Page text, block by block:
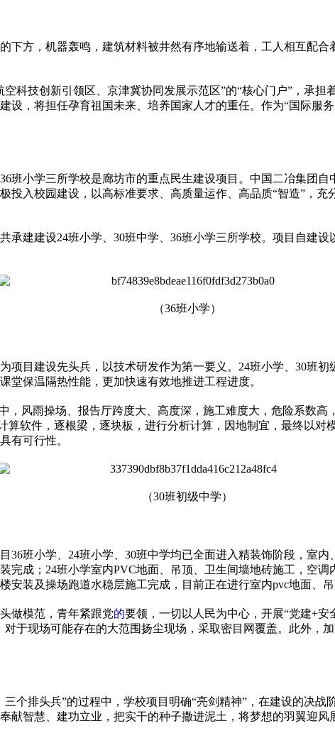
下方，机器轰鸣，建筑材料被井然有序地输送着，工人相互配
空科技创新引领区、京津冀协同发展示范区”的“核心门户”，承
设，将担任孕育祖国未来、培养国家 人才的重任。作为“国际服
班小学三所学校是廊坊市的重点民生建设项目。中国二冶集团
投入校园建设，以高标准要求、高质量运作、高品质“智造”，充
承建建设24班小学、30班中学、36班小学三所学校。项目自建
（36班小学）
项目建设先头兵，以技术研发作为第一要义。24班小学、30班
堂保温隔热性能，更加快速有效地推进工程进度。
，风雨操场、报告厅跨度大、高度深，施工难度大，危险系数
算软件，逐根梁，逐块板，进行分析计算，因地制宜，最终以
有可行性。
（30班初级中学）
36班小学、24班小学、30班中学均已全面进入精装饰阶段，室
完成；24班小学室内PVC地面、吊顶、卫生间墙地砖施工，空
安装及操场跑道水稳层施工完成，目前正在进行室内pvc地面、
做模范，青年紧跟党的要领，一切以人民为中心，开展“党建+安
于现场可能存在的大范围扬尘现场，采取密目网覆盖。此外，
个排头兵”的过程中，学校项目明确“亮剑精神”，在建设的决战
献智慧、建功立业，把实干的种子撒进泥土，将梦想的羽翼迎